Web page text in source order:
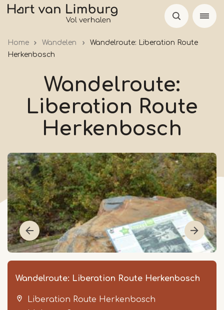
Overslaan
Home Wandelen
Wandelroute: Liberation Route
Herkenbosch
Wandelroute:
Liberation Route
Herkenbosch
Wandelroute: Liberation Route Herkenbosch
Liberation Route Herkenbosch